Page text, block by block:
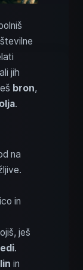
jih
bron,
.
na
in
ješ
.
in